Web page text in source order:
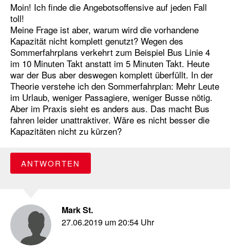
Moin! Ich finde die Angebotsoffensive auf jeden Fall
toll!
Meine Frage ist aber, warum wird die vorhandene
Kapazität nicht komplett genutzt? Wegen des
Sommerfahrplans verkehrt zum Beispiel Bus Linie 4
im 10 Minuten Takt anstatt im 5 Minuten Takt. Heute
war der Bus aber deswegen komplett überfüllt. In der
Theorie verstehe ich den Sommerfahrplan: Mehr Leute
im Urlaub, weniger Passagiere, weniger Busse nötig.
Aber im Praxis sieht es anders aus. Das macht Bus
fahren leider unattraktiver. Wäre es nicht besser die
Kapazitäten nicht zu kürzen?
ANTWORTEN
Mark St.
27.06.2019 um 20:54 Uhr